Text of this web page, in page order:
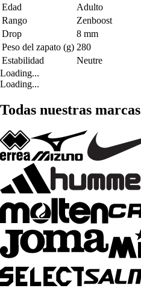
Edad
Adulto
Rango
Zenboost
Drop
8 mm
Peso del zapato (g) 280
Estabilidad
Neutre
Loading...
Loading...
Todas nuestras marcas